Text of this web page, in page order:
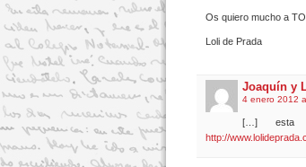
Os quiero mucho a
Loli de Prada
Joaquín y
4 enero 2012
[…] esta
http://